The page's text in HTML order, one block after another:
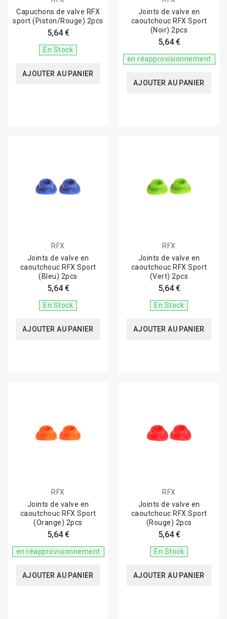
Capuchons de valve RFX
sport (Piston/Rouge) 2pcs
5,64 €
En Stock
AJOUTER AU PANIER
Joints de valve en
caoutchouc RFX Sport
(Noir) 2pcs
5,64 €
en réapprovisionnement
AJOUTER AU PANIER
RFX
Joints de valve en
caoutchouc RFX Sport
(Bleu) 2pcs
5,64 €
En Stock
AJOUTER AU PANIER
RFX
Joints de valve en
caoutchouc RFX Sport
(Vert) 2pcs
5,64 €
En Stock
AJOUTER AU PANIER
RFX
Joints de valve en
caoutchouc RFX Sport
(Orange) 2pcs
5,64 €
en réapprovisionnement
AJOUTER AU PANIER
RFX
Joints de valve en
caoutchouc RFX Sport
(Rouge) 2pcs
5,64 €
En Stock
AJOUTER AU PANIER